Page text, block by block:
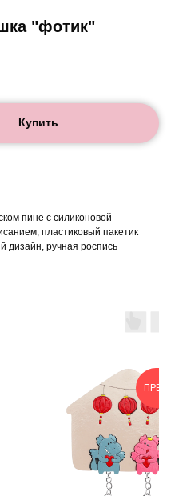
"фотик"
Купить
пине с силиконовой
пластиковый пакетик
дизайн, ручная роспись